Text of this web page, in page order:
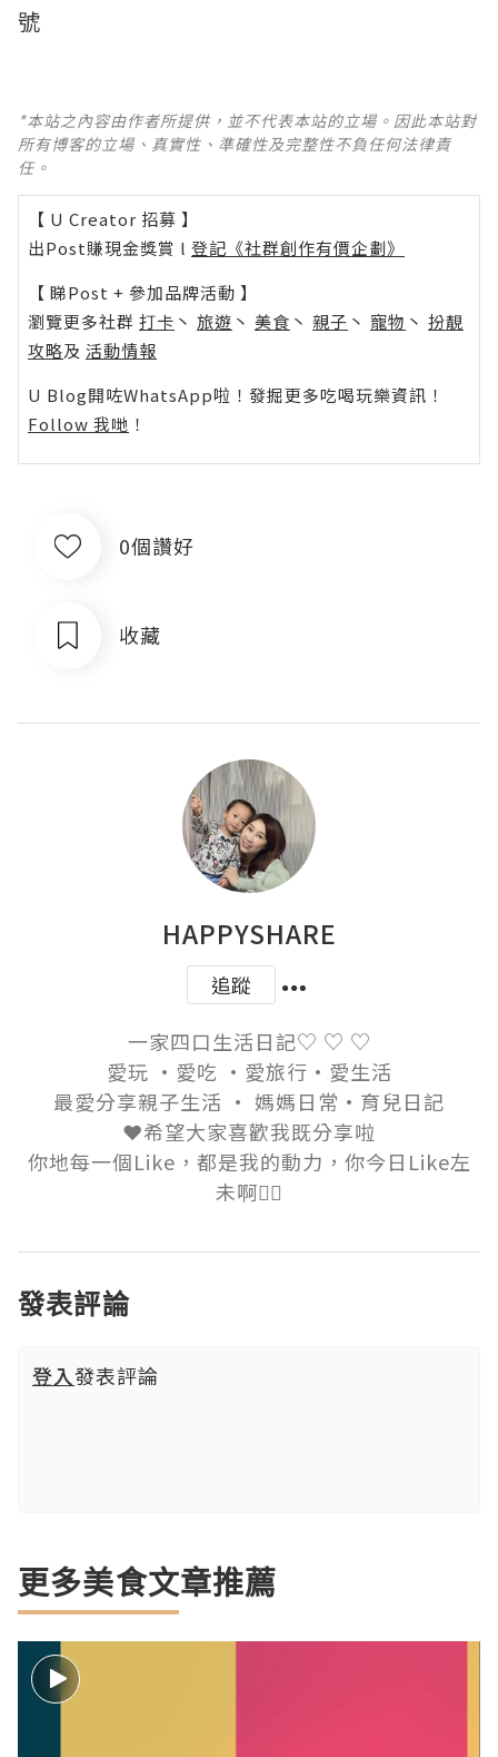
號
*本站之內容由作者所提供，並不代表本站的立場。因此本站對
所有博客的立場、真實性、準確性及完整性不負任何法律責
任。
【 U Creator 招募 】
出Post賺現金獎賞 l 登記《社群創作有價企劃》
【 睇Post + 參加品牌活動 】
瀏覽更多社群 打卡 丶 旅遊 丶 美食 丶 親子 丶 寵物 丶 扮靚
攻略及 活動情報
U Blog開咗WhatsApp啦！發掘更多吃喝玩樂資訊！
Follow 我哋 ！
0個讚好
收藏
HAPPYSHARE
追蹤
一家四口生活日記♡ ♡ ♡
愛玩 ·愛吃 ·愛旅行·愛生活
最愛分享親子生活 · 媽媽日常·育兒日記
❤️希望大家喜歡我既分享啦
你地每一個Like，都是我的動力，你今日Like左
未啊👍🏻
發表評論
登入發表評論
更多美食文章推薦